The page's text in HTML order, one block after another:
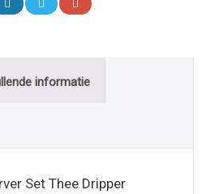
informatie
Set Thee Dripper